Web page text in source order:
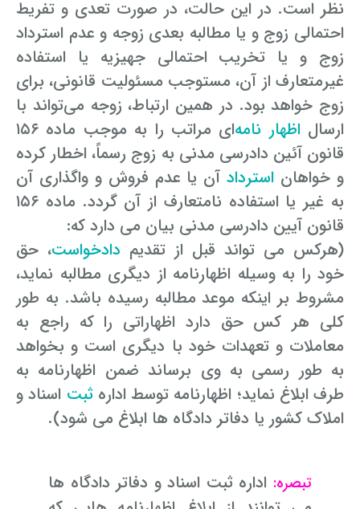
نظر است. در این حالت، در صورت تعدی و تفریط
احتمالی زوج و یا مطالبه بعدی زوجه و عدم استرداد
زوج و یا تخریب احتمالی جهیزیه یا استفاده
غیرمتعارف از آن، مستوجب مسئولیت قانونی، برای
زوج خواهد بود. در همین ارتباط، زوجه می‌تواند با
ارسالاظهار نامه
‌ای مراتب را به موجب ماده ۱۵۶
قانون آئین دادرسی مدنی به زوج رسماً، اخطار کرده
و خواهان استردادآن یا عدم فروش و واگذاری آن
به غیر یا استفاده نامتعارف از آن گردد. ماده ۱۵۶
قانون آیین دادرسی مدنی بیان می دارد که:
(هرکس می تواند قبل از تقدیم دادخواست، حق
خود را به وسیله اظهارنامه از دیگری مطالبه نماید،
مشروط بر اینکه موعد مطالبه رسیده باشد. به طور
کلی هر کس حق دارد اظهاراتی را که راجع به
معاملات و تعهدات خود با دیگری است و بخواهد
به طور رسمی به وی برساند ضمن اظهارنامه به
طرف ابلاغ نماید؛ اظهارنامه توسط ادارهثبت اسناد و
املاک کشور یا دفاتر دادگاه ها ابلاغ می شود).
تبصره: اداره ثبت اسناد و دفاتر دادگاه ها